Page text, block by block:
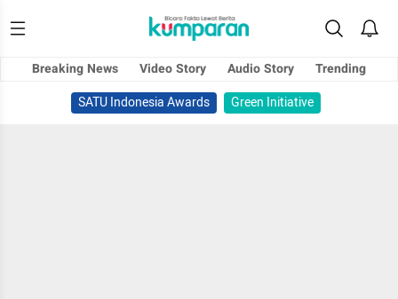
Breaking News Video Story Audio Story
Trending
SATU Indonesia Awards
Green Initiative